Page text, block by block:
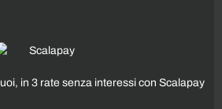
in 3 rate senza interessi con Scalapay